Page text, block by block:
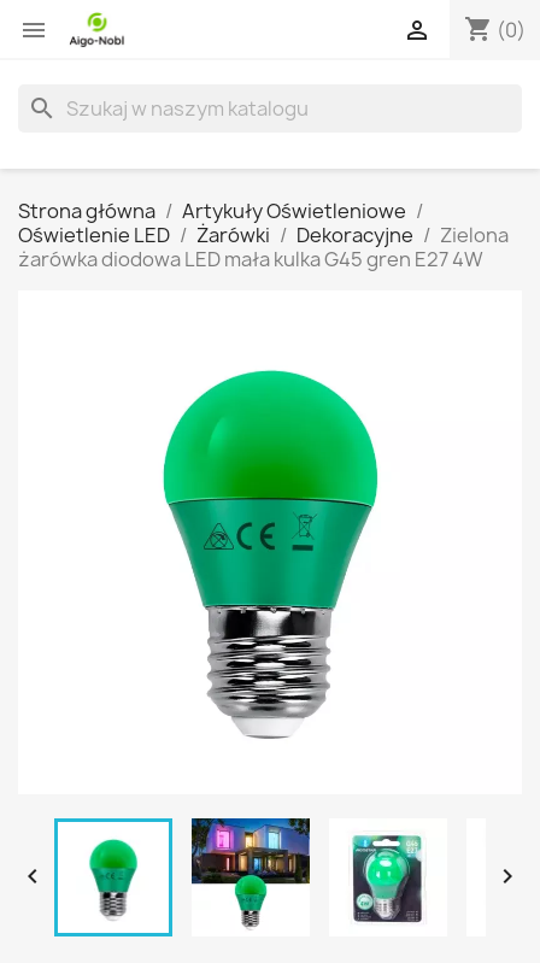
 shopping_cart (0)

search
Strona główna
Artykuły Oświetleniowe
Oświetlenie LED
Żarówki Dekoracyjne
Zielona
żarówka diodowa LED mała kulka G45 gren E27 4W
 